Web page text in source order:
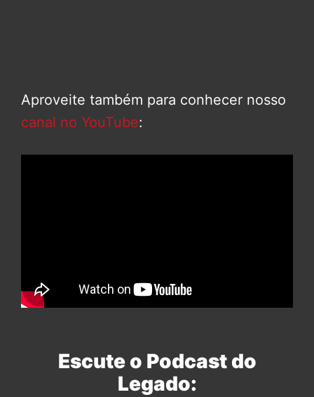
Aproveite também para conhecer nosso
canal no YouTube:
Escute o Podcast do
Legado: